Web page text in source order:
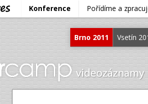
Konference Pořídíme a
Brno 2011 Vsetín